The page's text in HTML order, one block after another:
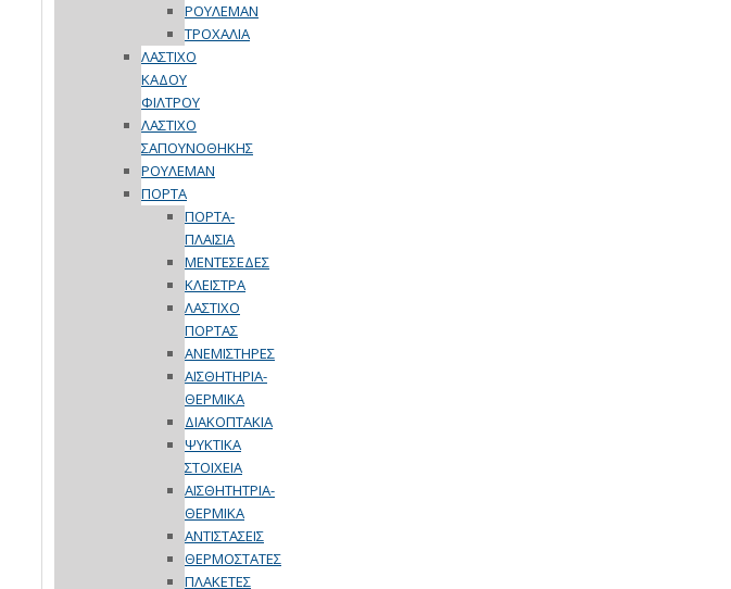
ΡΟΥΛΕΜΑΝ
ΤΡΟΧΑΛΙΑ
ΛΑΣΤΙΧΟ
ΚΑΔΟΥ
ΦΙΛΤΡΟΥ
ΛΑΣΤΙΧΟ
ΣΑΠΟΥΝΟΘΗΚΗΣ
ΡΟΥΛΕΜΑΝ
ΠΟΡΤΑ
ΠΟΡΤΑ-
ΠΛΑΙΣΙΑ
ΜΕΝΤΕΣΕΔΕΣ
ΚΛΕΙΣΤΡΑ
ΛΑΣΤΙΧΟ
ΠΟΡΤΑΣ
ΑΝΕΜΙΣΤΗΡΕΣ
ΑΙΣΘΗΤΗΡΙΑ-
ΘΕΡΜΙΚΑ
ΔΙΑΚΟΠΤΑΚΙΑ
ΨΥΚΤΙΚΑ
ΣΤΟΙΧΕΙΑ
ΑΙΣΘΗΤΗΤΡΙΑ-
ΘΕΡΜΙΚΑ
ΑΝΤΙΣΤΑΣΕΙΣ
ΘΕΡΜΟΣΤΑΤΕΣ
ΠΛΑΚΕΤΕΣ